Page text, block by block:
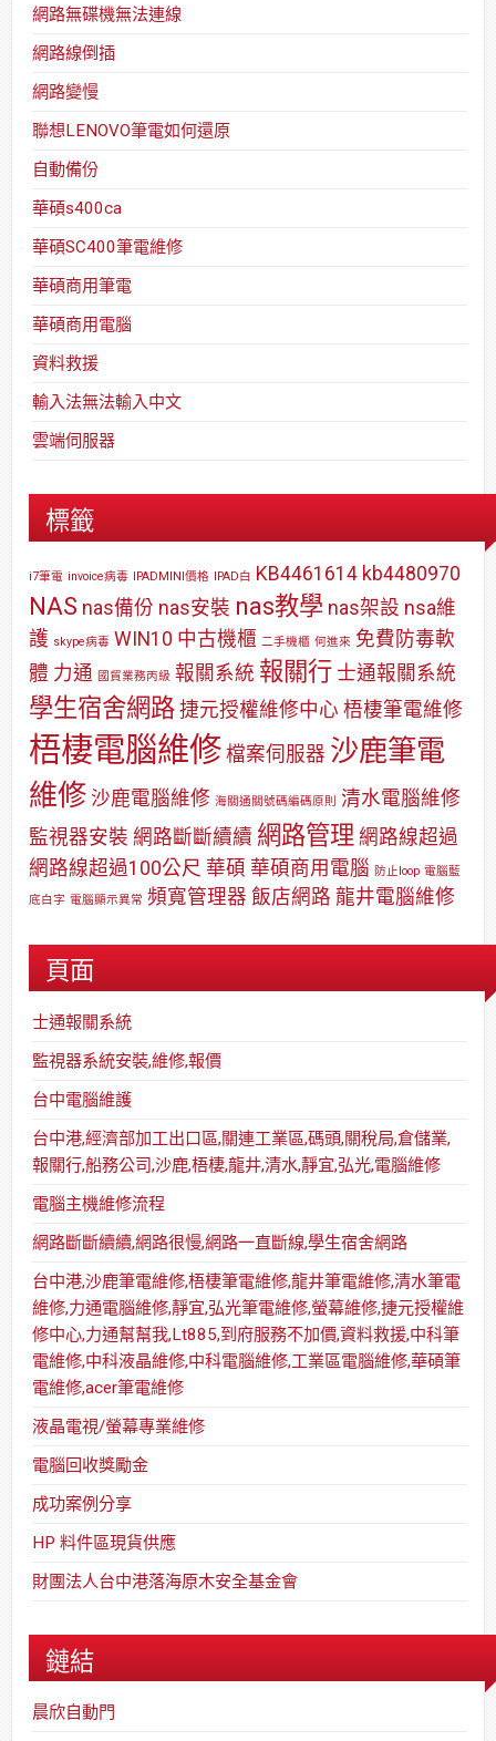
網路無碟機無法連線
網路線倒插
網路變慢
聯想LENOVO筆電如何還原
自動備份
華碩s400ca
華碩SC400筆電維修
華碩商用筆電
華碩商用電腦
資料救援
輸入法無法輸入中文
雲端伺服器
標籤
i7筆電 invoice病毒 IPADMINI價格 IPAD白 KB4461614 kb4480970
NAS nas備份 nas安裝 nas教學 nas架設 nsa維
護 skype病毒 WIN10 中古機櫃 二手機櫃 何進來 免費防毒軟
體 力通 國貿業務丙級 報關系統 報關行 士通報關系統
學生宿舍網路 捷元授權維修中心 梧棲筆電維修
梧棲電腦維修 檔案伺服器 沙鹿筆電
維修 沙鹿電腦維修 海關通關號碼編碼原則 清水電腦維修
監視器安裝 網路斷斷續續 網路管理 網路線超過
網路線超過100公尺 華碩 華碩商用電腦 防止loop 電腦藍
底白字 電腦顯示異常 頻寬管理器 飯店網路 龍井電腦維修
頁面
士通報關系統
監視器系統安裝,維修,報價
台中電腦維護
台中港,經濟部加工出口區,關連工業區,碼頭,關稅局,倉儲業,
報關行,船務公司,沙鹿,梧棲,龍井,清水,靜宜,弘光,電腦維修
電腦主機維修流程
網路斷斷續續,網路很慢,網路一直斷線,學生宿舍網路
台中港,沙鹿筆電維修,梧棲筆電維修,龍井筆電維修,清水筆電
維修,力通電腦維修,靜宜,弘光筆電維修,螢幕維修,捷元授權維
修中心,力通幫幫我,Lt885,到府服務不加價,資料救援,中科筆
電維修,中科液晶維修,中科電腦維修,工業區電腦維修,華碩筆
電維修,acer筆電維修
液晶電視/螢幕專業維修
電腦回收獎勵金
成功案例分享
HP 料件區現貨供應
財團法人台中港落海原木安全基金會
鏈結
晨欣自動門